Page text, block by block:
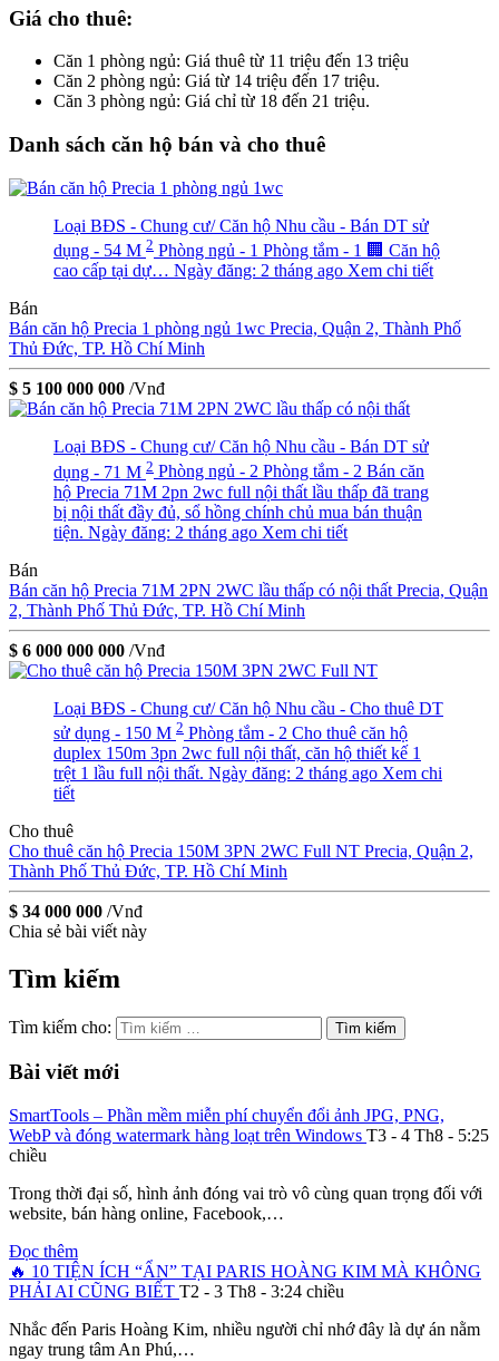
Giá cho thuê:
Căn 1 phòng ngủ: Giá thuê từ 11 triệu đến 13 triệu
Căn 2 phòng ngủ: Giá từ 14 triệu đến 17 triệu.
Căn 3 phòng ngủ: Giá chỉ từ 18 đến 21 triệu.
Danh sách căn hộ bán và cho thuê
Loại BĐS - Chung cư/ Căn hộ Nhu cầu - Bán DT sử
dụng - 54 M 2 Phòng ngủ - 1 Phòng tắm - 1 🏢 Căn hộ
cao cấp tại dự… Ngày đăng: 2 tháng ago Xem chi tiết
Bán
Bán căn hộ Precia 1 phòng ngủ 1wc Precia, Quận 2, Thành Phố
Thủ Đức, TP. Hồ Chí Minh
$ 5 100 000 000 /Vnđ
Loại BĐS - Chung cư/ Căn hộ Nhu cầu - Bán DT sử
dụng - 71 M 2 Phòng ngủ - 2 Phòng tắm - 2 Bán căn
hộ Precia 71M 2pn 2wc full nội thất lầu thấp đã trang
bị nội thất đầy đủ, sổ hồng chính chủ mua bán thuận
tiện. Ngày đăng: 2 tháng ago Xem chi tiết
Bán
Bán căn hộ Precia 71M 2PN 2WC lầu thấp có nội thất Precia, Quận
2, Thành Phố Thủ Đức, TP. Hồ Chí Minh
$ 6 000 000 000 /Vnđ
Loại BĐS - Chung cư/ Căn hộ Nhu cầu - Cho thuê DT
sử dụng - 150 M 2 Phòng tắm - 2 Cho thuê căn hộ
duplex 150m 3pn 2wc full nội thất, căn hộ thiết kế 1
trệt 1 lầu full nội thất. Ngày đăng: 2 tháng ago Xem chi
tiết
Cho thuê
Cho thuê căn hộ Precia 150M 3PN 2WC Full NT Precia, Quận 2,
Thành Phố Thủ Đức, TP. Hồ Chí Minh
$ 34 000 000 /Vnđ
Chia sẻ bài viết này
Tìm kiếm
Tìm kiếm cho:
Bài viết mới
SmartTools – Phần mềm miễn phí chuyển đổi ảnh JPG, PNG,
WebP và đóng watermark hàng loạt trên Windows T3 - 4 Th8 - 5:25
chiều
Trong thời đại số, hình ảnh đóng vai trò vô cùng quan trọng đối với
website, bán hàng online, Facebook,…
Đọc thêm
🔥 10 TIỆN ÍCH “ẨN” TẠI PARIS HOÀNG KIM MÀ KHÔNG
PHẢI AI CŨNG BIẾT T2 - 3 Th8 - 3:24 chiều
Nhắc đến Paris Hoàng Kim, nhiều người chỉ nhớ đây là dự án nằm
ngay trung tâm An Phú,…